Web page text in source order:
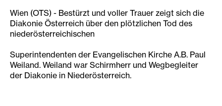
Wien (OTS) - Bestürzt und voller Trauer zeigt sich die
Diakonie Österreich über den plötzlichen Tod des
niederösterreichischen
Superintendenten der Evangelischen Kirche A.B. Paul
Weiland. Weiland war Schirmherr und Wegbegleiter
der Diakonie in Niederösterreich.